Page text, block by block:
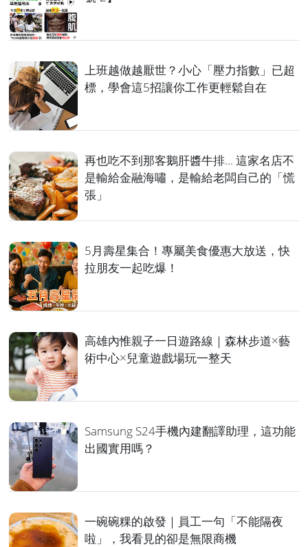
上班越做越厭世？小心「壓力指數」已超
標，學會這5招讓你工作更輕鬆自在
再也吃不到那客鵝肝醬牛排... 這家名店不
是輸給金融海嘯，是輸給老闆自己的「慌
張」
5月壽星集合！專屬美食優惠大放送，快
拉朋友一起吃爆！
高雄內惟親子一日遊路線｜森林步道×藝
術中心×兒童遊戲場玩一整天
Samsung S24手機內建翻譯助理，這功能
出國實用嗎？
一碗碗粿的啟發｜員工一句「不能隔夜
啦」，我看見的卻是無限商機